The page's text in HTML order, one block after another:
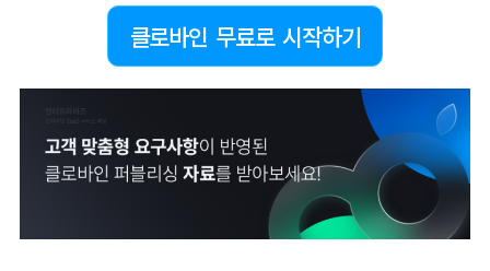
클로바인 무료로 시작하기